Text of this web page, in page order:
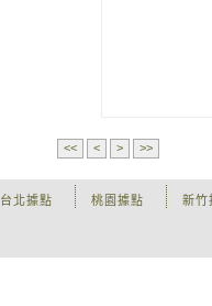
<< < > >>
新竹
桃園據點
台北據點